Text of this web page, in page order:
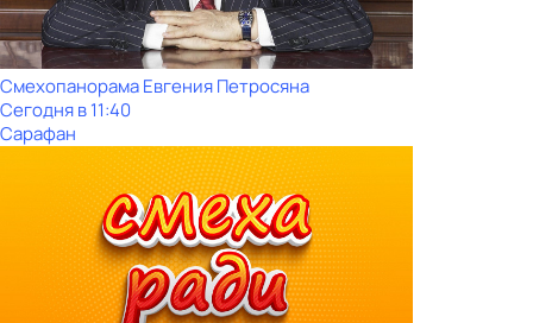
Смехопанорама Евгения Петросяна
Сегодня в 11:40
Сарафан